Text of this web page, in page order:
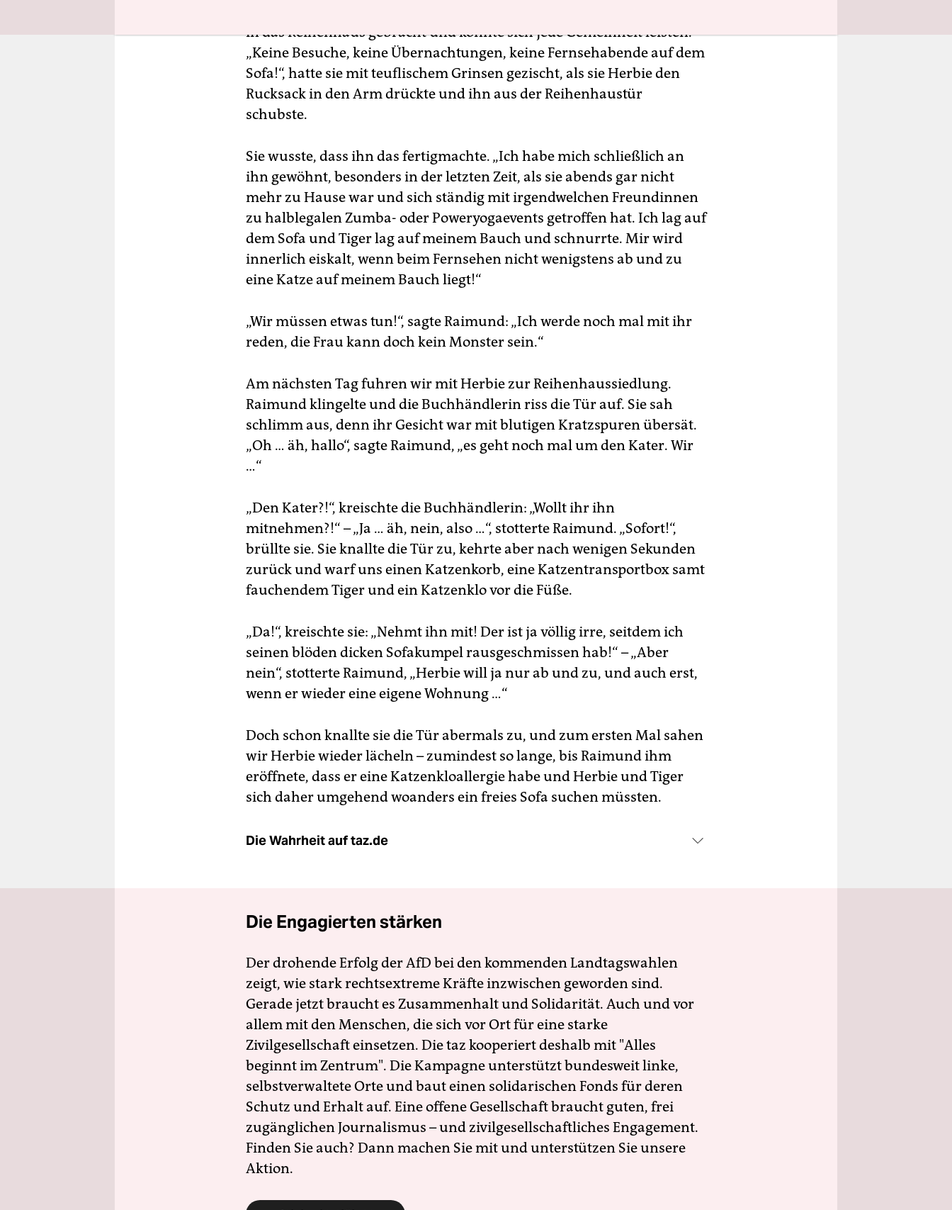
in das Reihenhaus gebracht und konnte sich jede Gemeinheit leisten.
„Keine Besuche, keine Übernachtungen, keine Fernsehabende auf dem
Sofa!“, hatte sie mit teuflischem Grinsen gezischt, als sie Herbie den
Rucksack in den Arm drückte und ihn aus der Reihenhaustür
schubste.
Sie wusste, dass ihn das fertigmachte. „Ich habe mich schließlich an
ihn gewöhnt, besonders in der letzten Zeit, als sie abends gar nicht
mehr zu Hause war und sich ständig mit irgendwelchen Freundinnen
zu halblegalen Zumba- oder Poweryogaevents getroffen hat. Ich lag auf
dem Sofa und Tiger lag auf meinem Bauch und schnurrte. Mir wird
innerlich eiskalt, wenn beim Fernsehen nicht wenigstens ab und zu
eine Katze auf meinem Bauch liegt!“
„Wir müssen etwas tun!“, sagte Raimund: „Ich werde noch mal mit ihr
reden, die Frau kann doch kein Monster sein.“
Am nächsten Tag fuhren wir mit Herbie zur Reihenhaussiedlung.
Raimund klingelte und die Buchhändlerin riss die Tür auf. Sie sah
schlimm aus, denn ihr Gesicht war mit blutigen Kratzspuren übersät.
„Oh … äh, hallo“, sagte Raimund, „es geht noch mal um den Kater. Wir
…“
„Den Kater?!“, kreischte die Buchhändlerin: „Wollt ihr ihn
mitnehmen?!“ – „Ja … äh, nein, also …“, stotterte Raimund. „Sofort!“,
brüllte sie. Sie knallte die Tür zu, kehrte aber nach wenigen Sekunden
zurück und warf uns einen Katzenkorb, eine Katzentransportbox samt
fauchendem Tiger und ein Katzenklo vor die Füße.
„Da!“, kreischte sie: „Nehmt ihn mit! Der ist ja völlig irre, seitdem ich
seinen blöden dicken Sofakumpel rausgeschmissen hab!“ – „Aber
nein“, stotterte Raimund, „Herbie will ja nur ab und zu, und auch erst,
wenn er wieder eine eigene Wohnung …“
Doch schon knallte sie die Tür abermals zu, und zum ersten Mal sahen
wir Herbie wieder lächeln – zumindest so lange, bis Raimund ihm
eröffnete, dass er eine Katzenkloallergie habe und Herbie und Tiger
sich daher umgehend woanders ein freies Sofa suchen müssten.
Die Wahrheit auf taz.de
Die Engagierten stärken
Der drohende Erfolg der AfD bei den kommenden Landtagswahlen
zeigt, wie stark rechtsextreme Kräfte inzwischen geworden sind.
Gerade jetzt braucht es Zusammenhalt und Solidarität. Auch und vor
allem mit den Menschen, die sich vor Ort für eine starke
Zivilgesellschaft einsetzen. Die taz kooperiert deshalb mit "Alles
beginnt im Zentrum". Die Kampagne unterstützt bundesweit linke,
selbstverwaltete Orte und baut einen solidarischen Fonds für deren
Schutz und Erhalt auf. Eine offene Gesellschaft braucht guten, frei
zugänglichen Journalismus – und zivilgesellschaftliches Engagement.
Finden Sie auch? Dann machen Sie mit und unterstützen Sie unsere
Aktion.